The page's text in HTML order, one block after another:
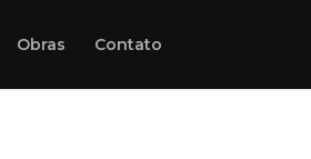
Obras Contato